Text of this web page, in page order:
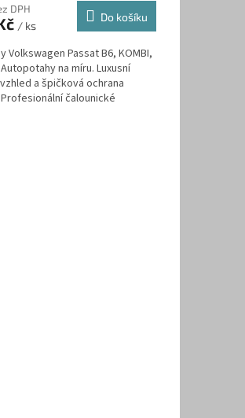
DPH
/ ks
Do košíku
Volkswagen Passat B6, KOMBI,
na míru. Luxusní
a špičková ochrana
čalounické